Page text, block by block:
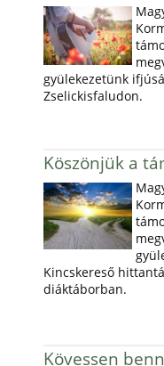
gyülekezetünk
Zselickisfaludon.
Köszönjük a
Kincskereső
diáktáborban.
Kövessen